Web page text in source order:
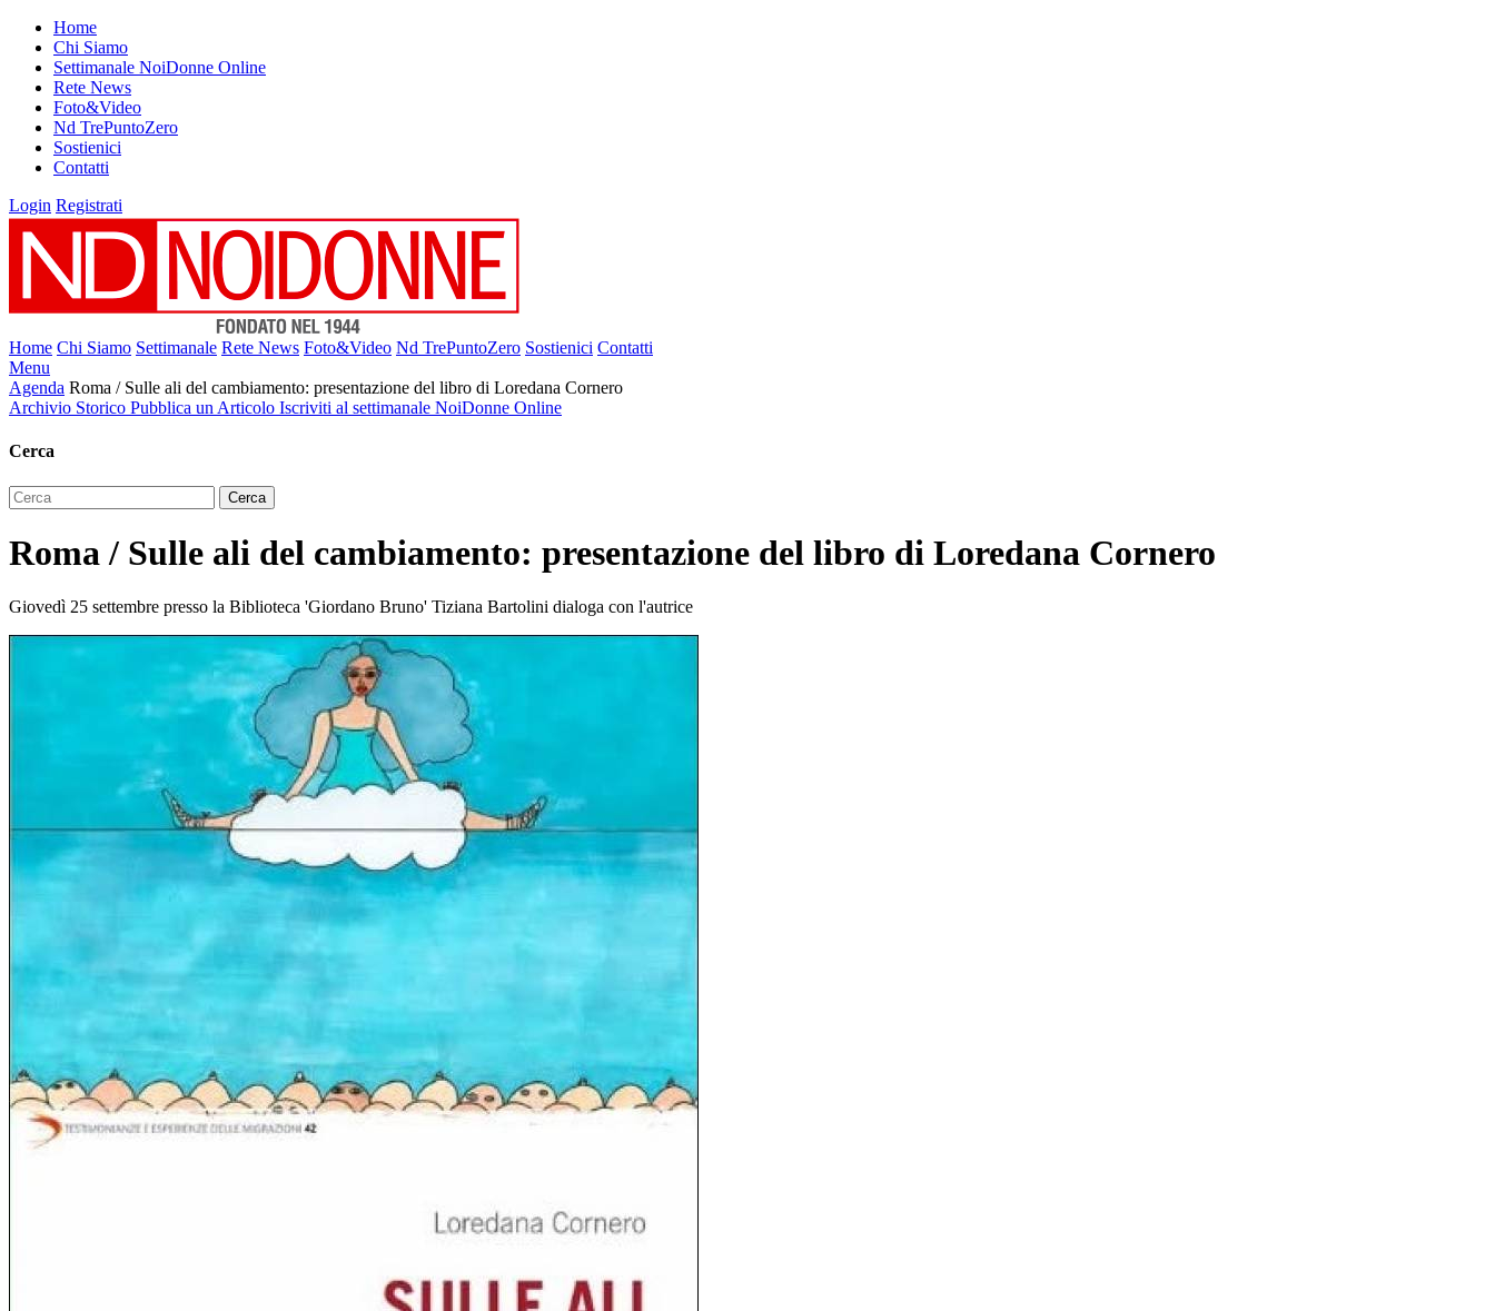
Home
Chi Siamo
Settimanale NoiDonne Online
Rete News
Foto&Video
Nd TrePuntoZero
Sostienici
Contatti
Login Registrati
Home Chi Siamo Settimanale Rete News Foto&Video Nd TrePuntoZero Sostienici Contatti
Menu
Agenda Roma / Sulle ali del cambiamento: presentazione del libro di Loredana Cornero
Archivio Storico Pubblica un Articolo Iscriviti al settimanale NoiDonne Online
Cerca
Roma / Sulle ali del cambiamento: presentazione del libro di Loredana Cornero
Giovedì 25 settembre presso la Biblioteca 'Giordano Bruno' Tiziana Bartolini dialoga con l'autrice